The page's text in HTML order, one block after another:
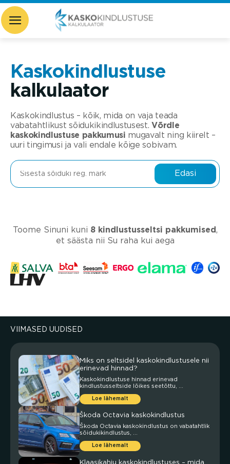
Kaskokindlustuse
kalkulaator
Kaskokindlustus – kõik, mida on vaja teada
vabatahtlikust sõidukikindlustusest. Võrdle
kaskokindlustuse pakkumusi mugavalt ning kiirelt –
uuri tingimusi ja vali endale kõige sobivam.
Edasi
Toome Sinuni kuni 8 kindlustusseltsi pakkumised ,
et säästa nii Su raha kui aega
VIIMASED UUDISED
Miks on seltsidel kaskokindlustusele nii
erinevad hinnad?
Kaskokindlustuse hinnad erinevad
kindlustusseltside lõikes seetõttu, ...
Loe lähemalt
Škoda Octavia kaskokindlustus
Škoda Octavia kaskokindlustus on vabatahtlik
sõidukikindlustus, ...
Loe lähemalt
Klaasikahju kaskokindlustuses – mida